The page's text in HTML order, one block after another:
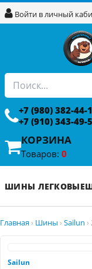
Войти в личный
+7 (980) 382-44-
+7 (910) 343-49-
КОРЗИНА
Товаров: 0
ШИНЫ ЛЕГКОВЫЕ
Главная › Шины › Sailun ›
Sailun